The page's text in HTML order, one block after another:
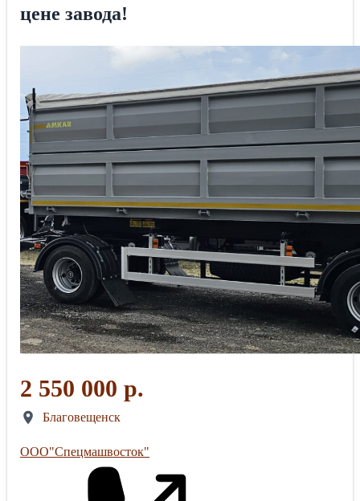
цене завода!
2 550 000 р.
Благовещенск
ООО"Спецмашвосток"